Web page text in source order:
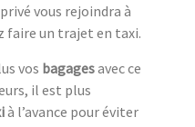
vous rejoindra à
faire un trajet en taxi.
vos bagagesavec ce
il est plus
à l’avance pour éviter